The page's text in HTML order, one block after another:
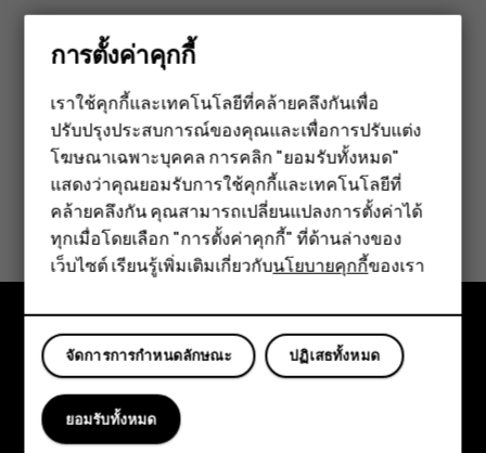
สมาร์ทโฟน
ฟีเจอร์โฟน
อุปกรณ์เสริม
แท็บเล็ต
แตะล้างทั้งหมด
ข้อมูลนี้มีประโยชน์กับคุณหรือไม่
ใช่ ไม่
สำรวจ
เกี่ยวกับ
การตั้งค่าคุกกี้
เราใช้คุกกี้และเทคโนโลยีที่คล้ายคลึงกันเพื่อ
ปรับปรุงประสบการณ์ของคุณและเพื่อการปรับแต่ง
โฆษณาเฉพาะบุคคล การคลิก "ยอมรับทั้งหมด"
แสดงว่าคุณยอมรับการใช้คุกกี้และเทคโนโลยีที่
คล้ายคลึงกัน คุณสามารถเปลี่ยนแปลงการตั้งค่าได้
ทุกเมื่อโดยเลือก "การตั้งค่าคุกกี้" ที่ด้านล่างของ
เว็บไซต์ เรียนรู้เพิ่มเติมเกี่ยวกับนโยบายคุกกี้ของเรา
ปฏิเสธทั้งหมด
จัดการการกำหนดลักษณะ
ยอมรับทั้งหมด